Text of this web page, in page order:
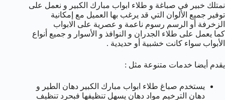
نمتلك خبير في صباغة و طلاء ابواب مبارك الكبير و نعمل على
توفير جميع الألوان التي قد يرغب بها العميل مع إمكانية
الزخرفة أو الرسم رسوم ناعمة و عصرية على الابواب
كما يعمل على طلاء الجدران و النوافذ و الأسوار و جميع أنواع
الأبواب سواء كانت خشبية أو حديدية .
يقدم أيضا خدمات متنوعة مثل :
يستخدم صباغ طلاء ابواب مبارك الكبير دهان الطير و
دهان الترخيم مواد دهان يسهل تنظيفها فبحرد تنظيف